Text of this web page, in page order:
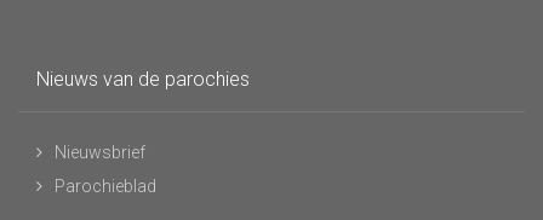
Nieuws van de parochies
Nieuwsbrief
Parochieblad